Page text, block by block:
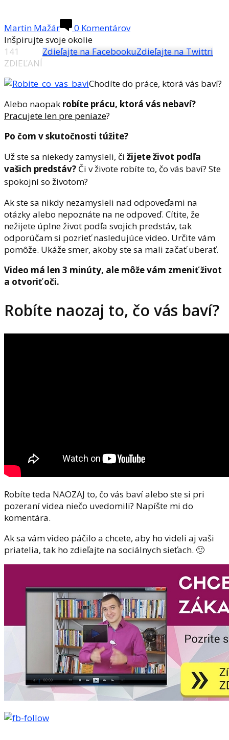
Martin Mažár
0 Komentárov
Inšpirujte svoje okolie
141
ZDIEĽANÍ
Zdieľajte na FacebookuZdieľajte na Twittri
Chodíte do práce, ktorá vás baví?
Alebo naopak robíte prácu, ktorá vás nebaví?
Pracujete len pre peniaze?
Po čom v skutočnosti túžite?
Už ste sa niekedy zamysleli, či žijete život podľa
vašich predstáv? Či v živote robíte to, čo vás baví? Ste
spokojní so životom?
Ak ste sa nikdy nezamysleli nad odpoveďami na
otázky alebo nepoznáte na ne odpoveď. Cítite, že
nežijete úplne život podľa svojich predstáv, tak
odporúčam si pozrieť nasledujúce video. Určite vám
pomôže. Ukáže smer, akoby ste sa mali začať uberať.
Video má len 3 minúty, ale môže vám zmeniť život
a otvoriť oči.
Robíte naozaj to, čo vás baví?
Robíte teda NAOZAJ to, čo vás baví alebo ste si pri
pozeraní videa niečo uvedomili? Napíšte mi do
komentára.
Ak sa vám video páčilo a chcete, aby ho videli aj vaši
priatelia, tak ho zdieľajte na sociálnych sieťach. 🙂